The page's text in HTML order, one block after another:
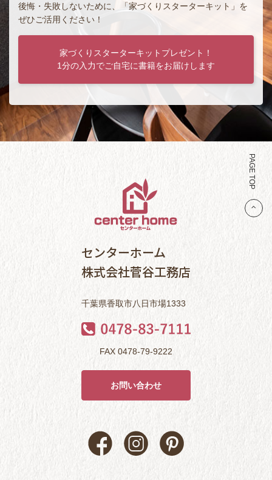
後悔・失敗しないために、「家づくりスターターキット」を
ぜひご活用ください！
家づくりスターターキットプレゼント！
1分の入力でご自宅に書籍をお届けします
PAGE TOP
センターホーム
株式会社菅谷工務店
千葉県香取市八日市場1333
FAX 0478-79-9222
お問い合わせ